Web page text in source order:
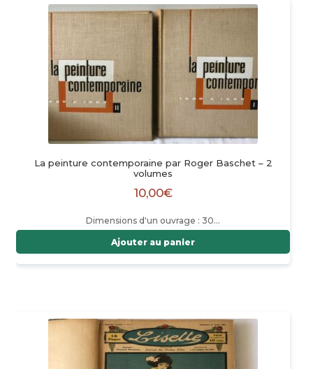
La peinture contemporaine par Roger Baschet – 2
volumes
10,00€
Dimensions d'un ouvrage : 30…
Ajouter au panier